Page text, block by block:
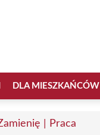
DLA MIESZKAŃCÓW
| Praca